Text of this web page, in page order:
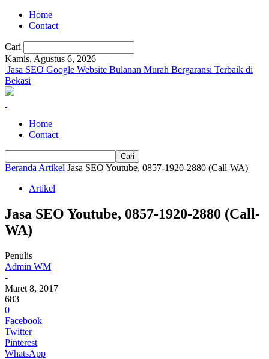
Home
Contact
Cari
Kamis, Agustus 6, 2026
Jasa SEO Google Website Bulanan Murah Bergaransi Terbaik di
Bekasi
Home
Contact
Beranda Artikel Jasa SEO Youtube, 0857-1920-2880 (Call-WA)
Artikel
Jasa SEO Youtube, 0857-1920-2880 (Call-
WA)
Penulis
Admin WM
-
Maret 8, 2017
683
0
Facebook
Twitter
Pinterest
WhatsApp